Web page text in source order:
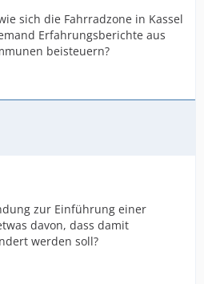
sich die Fahrradzone in Kassel
Erfahrungsberichte aus
beisteuern?
zur Einführung einer
davon, dass damit
werden soll?